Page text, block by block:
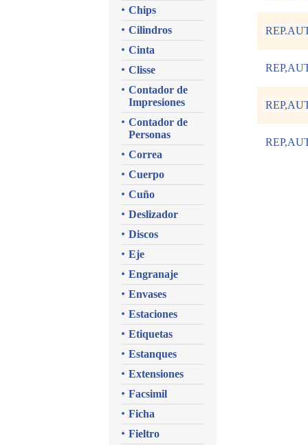
Chips
Cilindros
Cinta
Clisse
Contador de
Impresiones
Contador de
Personas
Correa
Cuerpo
Cuño
Deslizador
Discos
Eje
Engranaje
Envases
Estaciones
Etiquetas
Estanques
Extensiones
Facsimil
Ficha
Fieltro